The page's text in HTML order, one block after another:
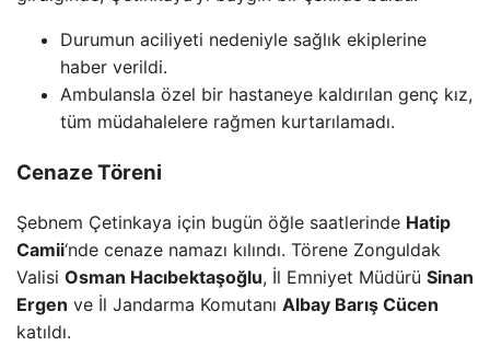
Durumun aciliyeti nedeniyle sağlık ekiplerine
haber verildi.
Ambulansla özel bir hastaneye kaldırılan genç kız,
tüm müdahalelere rağmen kurtarılamadı.
Cenaze Töreni
Şebnem Çetinkaya için bugün öğle saatlerinde Hatip
Camii‘nde cenaze namazı kılındı. Törene Zonguldak
Valisi Osman Hacıbektaşoğlu, İl Emniyet Müdürü Sinan
Ergen ve İl Jandarma Komutanı Albay Barış Cücen
katıldı.